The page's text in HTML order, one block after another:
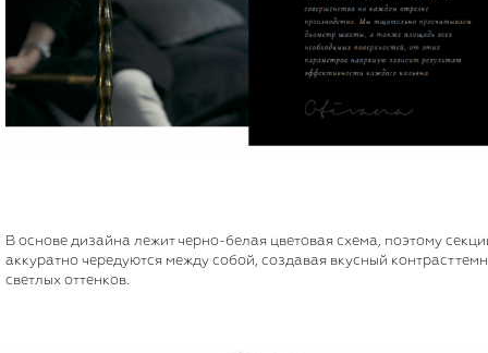
В основе дизайна лежит черно-белая цветовая схема, поэтому
аккуратно чередуются между собой, создавая вкусный контраст
светлых оттенков.